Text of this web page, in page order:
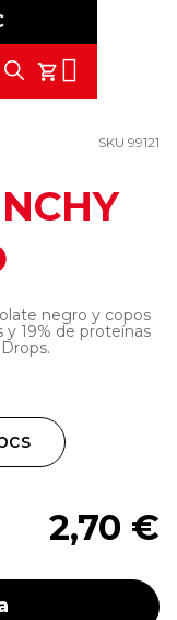
Tu Carrito
Search
SKU 99121
negro y copos
y 19% de proteínas
2,70 €